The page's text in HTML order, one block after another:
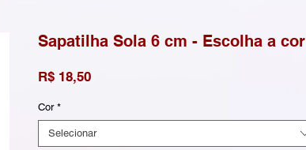
Sapatilha Sola 6 cm - Escolha a cor
R$ 18,50Preço
Cor *
Selecionar